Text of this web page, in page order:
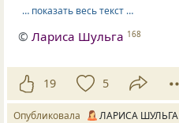
… показать весь текст …
©Лариса Шульга 168
19 5
Опубликовала ЛАРИСА ШУЛЬГА